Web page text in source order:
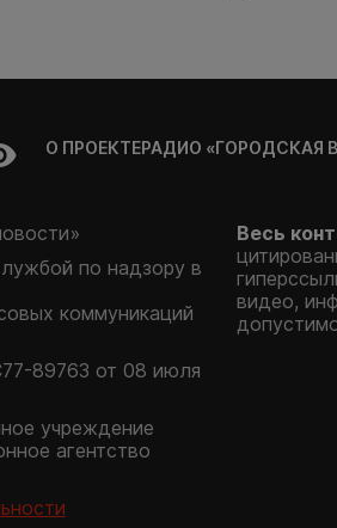
О ПРОЕКТЕРАДИО «ГОРОДСКАЯ
по надзору в
коммуникаций
89763 от 08 июля
учреждение
агентство
Весь
видео,